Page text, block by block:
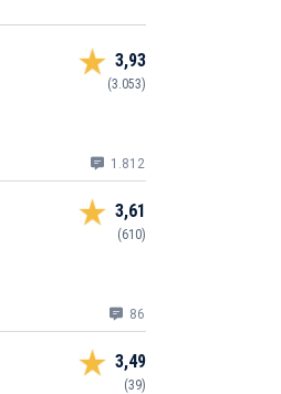
3,93
(3.053)
1.812
3,61
(610)
86
3,49
(39)